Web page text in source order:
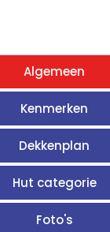
Algemeen
Kenmerken
Dekkenplan
Hut categorie
Foto's